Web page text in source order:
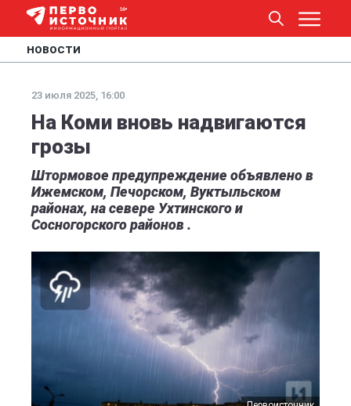
НОВОСТИ
23 июля 2025, 16:00
На Коми вновь надвигаются
грозы
Штормовое предупреждение объявлено в
Ижемском, Печорском, Вуктыльском
районах, на севере Ухтинского и
Сосногорского районов .